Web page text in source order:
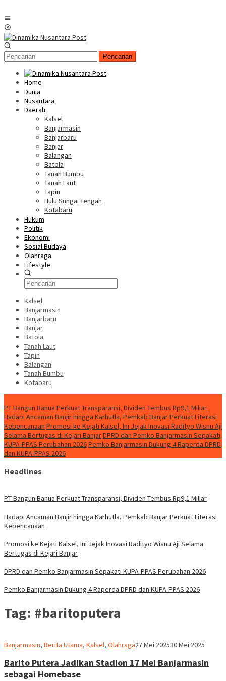
Pencarian
Home
Dunia
Nusantara
Daerah
Kalsel
Banjarmasin
Banjarbaru
Banjar
Balangan
Batola
Tanah Bumbu
Tanah Laut
Tapin
Hulu Sungai Tengah
Kotabaru
Hukum
Politik
Ekonomi
Sosial Budaya
Olahraga
Lifestyle
Kalsel
Banjarmasin
Banjarbaru
Banjar
Batola
Tanah Laut
Tapin
Balangan
Tanah Bumbu
Kotabaru
PT Bangun Banua Perkuat Transparansi, Dividen Tembus Rp9,1 Miliar
Hadapi Ancaman Banjir hingga Karhutla, Pemkab Banjar Perkuat Literasi
Kebencanaan Promosi ke Kejati Kalsel, Ini Jejak Inovasi Radityo Wisnu Aji
Selama Bertugas di Kejari BanjarDPRD dan Pemko Banjarmasin Sepakati
KUPA-PPAS Perubahan 2026Pemko Banjarmasin Dukung 4 Raperda DPRD
dan KUPA-PPAS 2026
Headlines
PT Bangun Banua Perkuat Transparansi, Dividen Tembus Rp9,1 Miliar
Hadapi Ancaman Banjir hingga Karhutla, Pemkab Banjar Perkuat Literasi
Kebencanaan
Promosi ke Kejati Kalsel, Ini Jejak Inovasi Radityo Wisnu Aji Selama
Bertugas di Kejari Banjar
DPRD dan Pemko Banjarmasin Sepakati KUPA-PPAS Perubahan 2026
Pemko Banjarmasin Dukung 4 Raperda DPRD dan KUPA-PPAS 2026
Tag: #baritoputera
Banjarmasin, Berita Utama, Kalsel, OlahragaRedaksi
27 Mei 202530 Mei 2025
Barito Putera Jadikan Stadion 17 Mei Banjarmasin
sebagai Homebase